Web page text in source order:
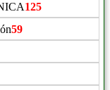
125
59